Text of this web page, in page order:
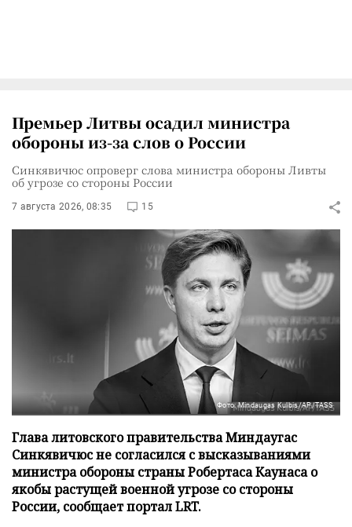
Премьер Литвы осадил министра
обороны из-за слов о России
Синкявичюс опроверг слова министра обороны Ливты
об угрозе со стороны России
7 августа 2026, 08:35 15
Фото: Mindaugas Kulbis/AP/TASS
Глава литовского правительства Миндаугас
Синкявичюс не согласился с высказываниями
министра обороны страны Робертаса Каунаса о
якобы растущей военной угрозе со стороны
России, сообщает портал LRT.